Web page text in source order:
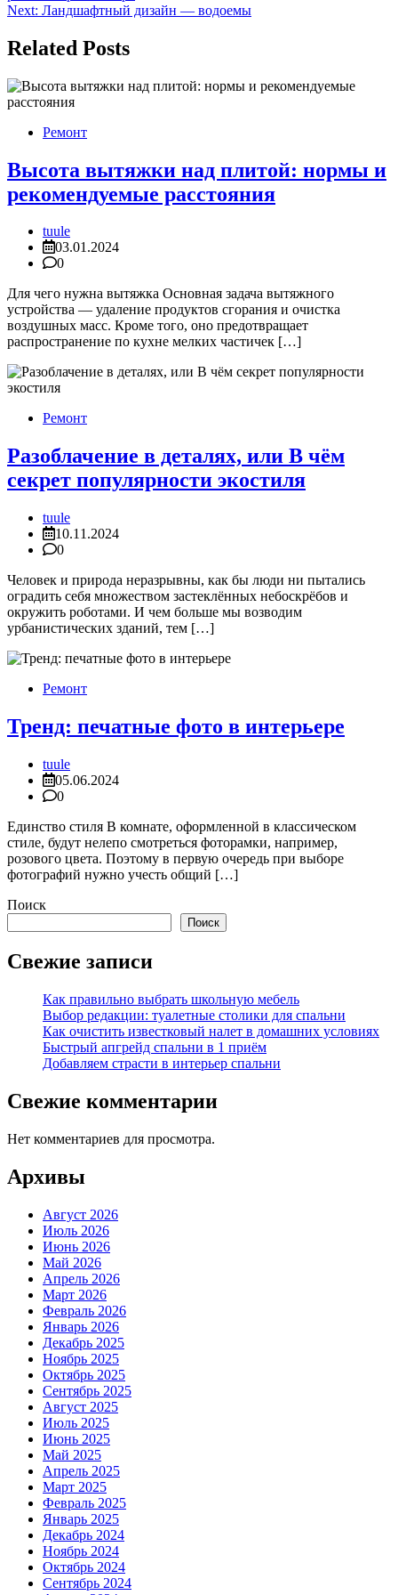
по
Next: Ландшафтный дизайн — водоемы
Related Posts
Ремонт
Высота вытяжки над плитой: нормы и
рекомендуемые расстояния
tuule
03.01.2024
0
Для чего нужна вытяжка Основная задача вытяжного
устройства — удаление продуктов сгорания и очистка
воздушных масс. Кроме того, оно предотвращает
распространение по кухне мелких частичек […]
Ремонт
Разоблачение в деталях, или В чём
секрет популярности экостиля
tuule
10.11.2024
0
Человек и природа неразрывны, как бы люди ни пытались
оградить себя множеством застеклённых небоскрёбов и
окружить роботами. И чем больше мы возводим
урбанистических зданий, тем […]
Ремонт
Тренд: печатные фото в интерьере
tuule
05.06.2024
0
Единство стиля В комнате, оформленной в классическом
стиле, будут нелепо смотреться фоторамки, например,
розового цвета. Поэтому в первую очередь при выборе
фотографий нужно учесть общий […]
Поиск
Поиск
Свежие записи
Как правильно выбрать школьную мебель
Выбор редакции: туалетные столики для спальни
Как очистить известковый налет в домашних условиях
Быстрый апгрейд спальни в 1 приём
Добавляем страсти в интерьер спальни
Свежие комментарии
Нет комментариев для просмотра.
Архивы
Август 2026
Июль 2026
Июнь 2026
Май 2026
Апрель 2026
Март 2026
Февраль 2026
Январь 2026
Декабрь 2025
Ноябрь 2025
Октябрь 2025
Сентябрь 2025
Август 2025
Июль 2025
Июнь 2025
Май 2025
Апрель 2025
Март 2025
Февраль 2025
Январь 2025
Декабрь 2024
Ноябрь 2024
Октябрь 2024
Сентябрь 2024